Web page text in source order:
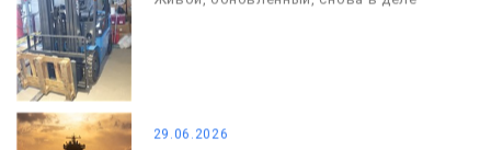
29.06.2026